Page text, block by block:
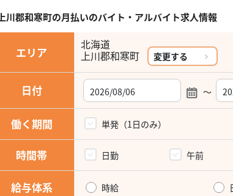
上川郡和寒町の月払いのバイト・アルバイト求人情報
エリア
北海道
上川郡和寒町 変更する
日付 ～
働く期間 単発（1日のみ）
時間帯 日勤 午前
給与体系 時給